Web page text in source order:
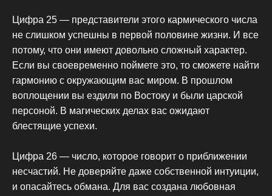
Цифра 25 — представители этого кармического числа
не слишком успешны в первой половине жизни. И все
потому, что они имеют довольно сложный характер.
Если вы своевременно поймете это, то сможете найти
гармонию с окружающим вас миром. В прошлом
воплощении вы ездили по Востоку и были царской
персоной. В магических делах вас ожидают
блестящие успехи.
Цифра 26 — число, которое говорит о приближении
несчастий. Не доверяйте даже собственной интуиции,
и опасайтесь обмана. Для вас создана любовная